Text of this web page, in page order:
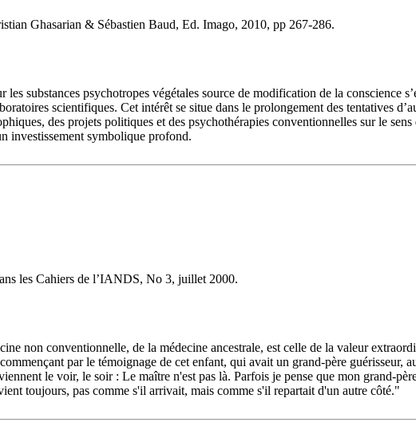
Ghasarian & Sébastien Baud, Ed. Imago, 2010, pp 267-286.
substances psychotropes végétales source de modification de la conscience
scientifiques. Cet intérêt se situe dans le prolongement des tentatives
des projets politiques et des psychothérapies conventionnelles sur le
investissement symbolique profond.
les Cahiers de l’IANDS, No 3, juillet 2000.
non conventionnelle, de la médecine ancestrale, est celle de la valeur
par le témoignage de cet enfant, qui avait un grand-père guérisseur,
le voir, le soir : Le maître n'est pas là. Parfois je pense que mon grand-
toujours, pas comme s'il arrivait, mais comme s'il repartait d'un autre côté."